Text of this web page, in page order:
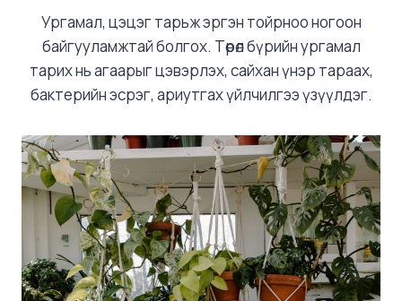
Ургамал, цэцэг тарьж эргэн тойрноо ногоон
байгууламжтай болгох. Төрөл бүрийн ургамал
тарих нь агаарыг цэвэрлэх, сайхан үнэр тараах,
бактерийн эсрэг, ариутгах үйлчилгээ үзүүлдэг.